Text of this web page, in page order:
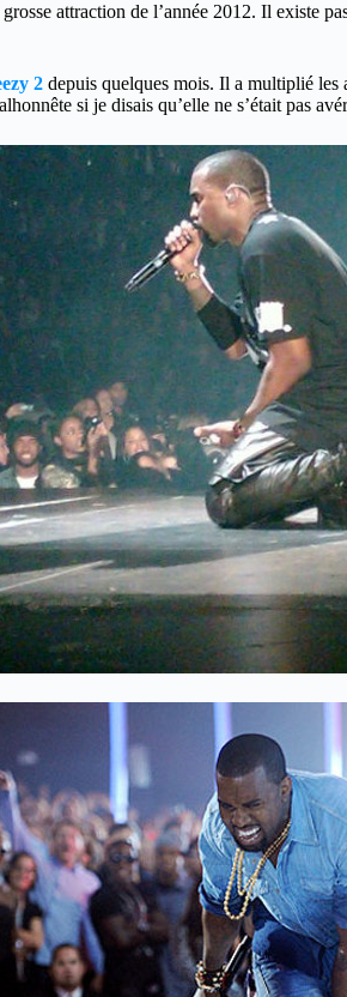
grosse attraction de l’année 2012. Il existe
2 depuis quelques mois. Il a multiplié
si je disais qu’elle ne s’était pas